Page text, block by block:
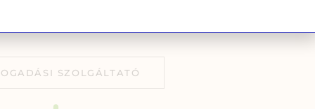
SZOLGÁLTATÓ